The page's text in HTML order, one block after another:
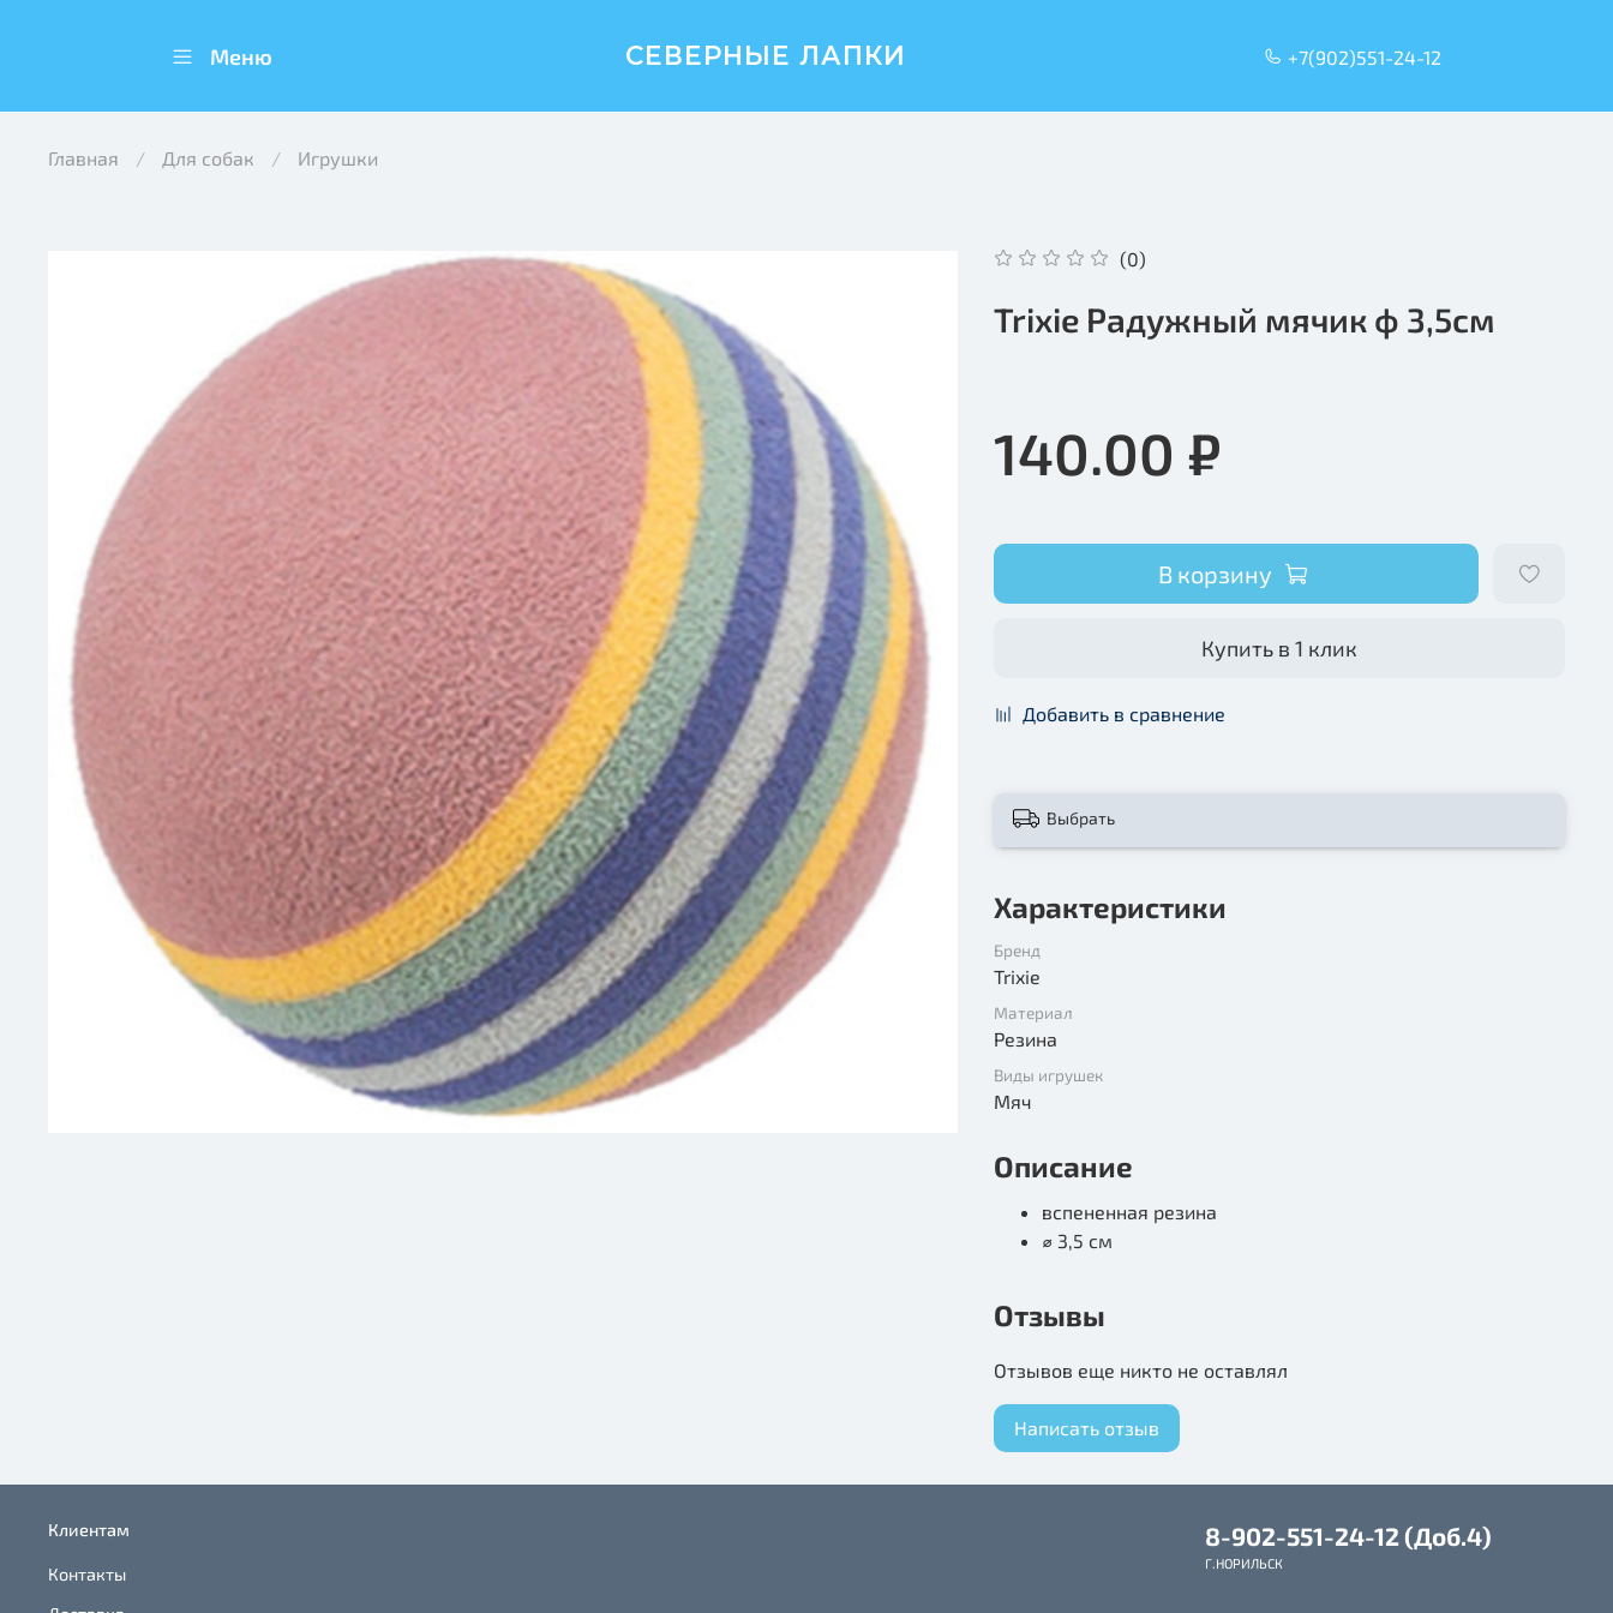
Меню СЕВЕРНЫЕ ЛАПКИ +7(902)551-24-12
Главная Для собак Игрушки
(0)
Trixie Радужный мячик ф 3,5см
140.00 ₽
В корзину
Купить в 1 клик
Добавить в сравнение
Выбрать
Характеристики
Бренд
Trixie
Материал
Резина
Виды игрушек
Мяч
Описание
вспененная резина
⌀ 3,5 см
Отзывы
Отзывов еще никто не оставлял
Написать отзыв
Клиентам
Контакты
8-902-551-24-12 (Доб.4)
Г.НОРИЛЬСК